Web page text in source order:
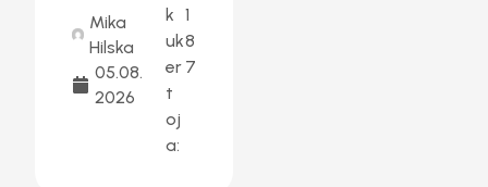
Mika
Hilska
05.08.
2026
k
uk
er
t
oj
a:
1
8
7